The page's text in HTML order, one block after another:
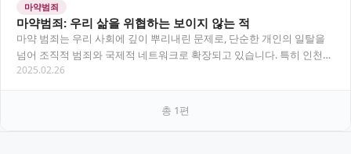
마약범죄
마약범죄: 우리 삶을 위협하는 보이지 않는 적
마약 범죄는 우리 사회에 깊이 뿌리내린 문제로, 단순한 개인의 일탈을
넘어 조직적 범죄와 국제적 네트워크로 확장되고 있습니다. 특히 인천국
제공항을 통해 마약이 유입 되는 주요 관문…
2025.02.26
총 1편